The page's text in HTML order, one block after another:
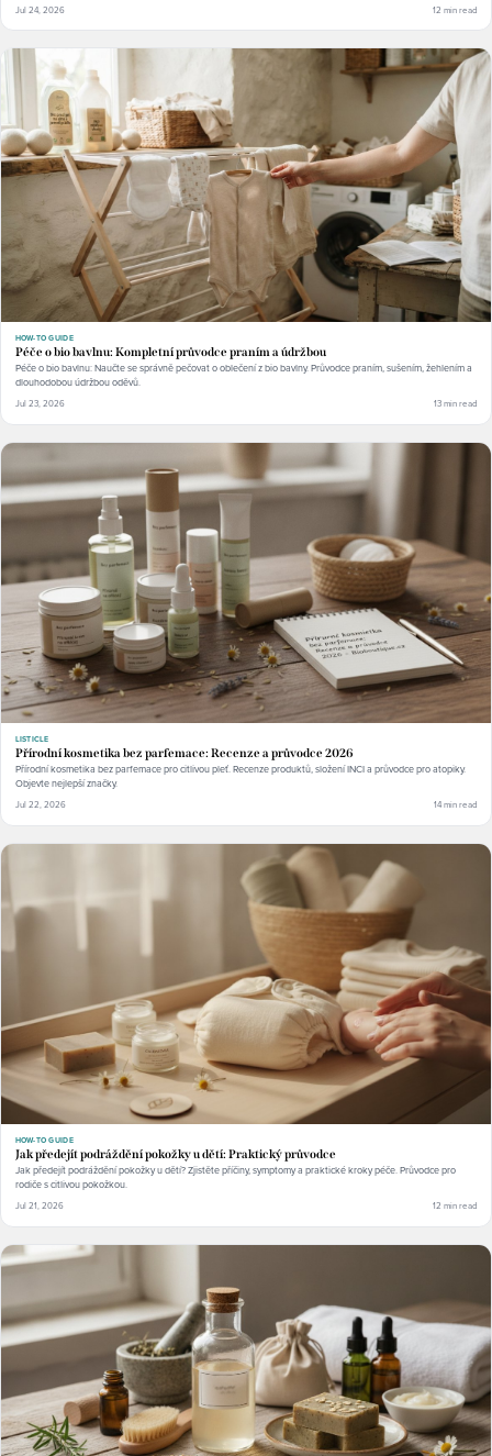
Jul 24, 2026 12 min read
HOW-TO GUIDE
Péče o bio bavlnu: Kompletní průvodce praním a údržbou
Péče o bio bavlnu: Naučte se správně pečovat o oblečení z bio bavlny. Průvodce praním, sušením, žehlením a
dlouhodobou údržbou oděvů.
Jul 23, 2026 13 min read
LISTICLE
Přírodní kosmetika bez parfemace: Recenze a průvodce 2026
Přírodní kosmetika bez parfemace pro citlivou pleť. Recenze produktů, složení INCI a průvodce pro atopiky.
Objevte nejlepší značky.
Jul 22, 2026 14 min read
HOW-TO GUIDE
Jak předejít podráždění pokožky u dětí: Praktický průvodce
Jak předejít podráždění pokožky u dětí? Zjistěte příčiny, symptomy a praktické kroky péče. Průvodce pro
rodiče s citlivou pokožkou.
Jul 21, 2026 12 min read